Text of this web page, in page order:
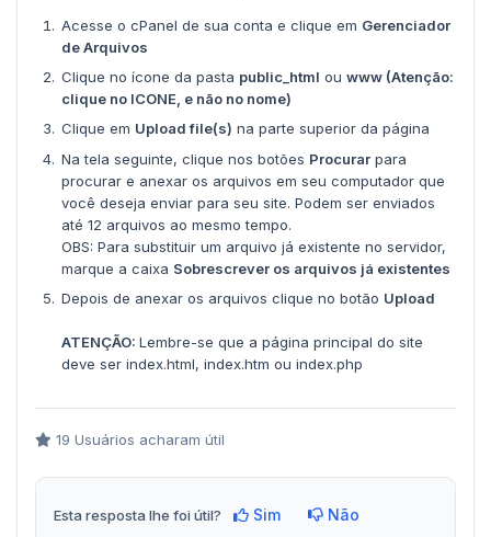
Acesse o cPanel de sua conta e clique em Gerenciador
de Arquivos
Clique no ícone da pasta public_html ouwww (Atenção:
clique no ICONE, e não no nome)
Clique em Upload file(s) na parte superior da página
Na tela seguinte, clique nos botões Procurar para
procurar e anexar os arquivos em seu computador que
você deseja enviar para seu site. Podem ser enviados
até 12 arquivos ao mesmo tempo.
OBS: Para substituir um arquivo já existente no servidor,
marque a caixa Sobrescrever os arquivos já existentes
Depois de anexar os arquivos clique no botão Upload
ATENÇÃO:Lembre-se que a página principal do site
deve ser index.html, index.htm ou index.php
19 Usuários acharam útil
Esta resposta lhe foi útil? Sim Não